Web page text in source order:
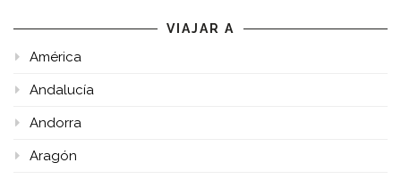
VIAJAR A
América
Andalucía
Andorra
Aragón